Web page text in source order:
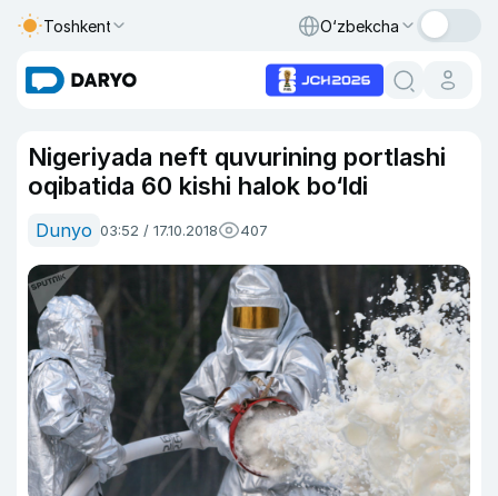
Toshkent O‘zbekcha
Nigeriyada neft quvurining portlashi
oqibatida 60 kishi halok bo‘ldi
Dunyo 03:52 / 17.10.2018 407